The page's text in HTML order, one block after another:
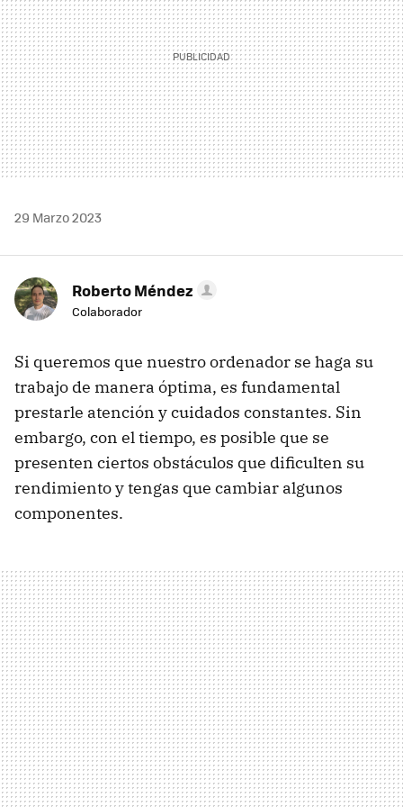
29 Marzo 2023
Roberto Méndez
Colaborador
Si queremos que nuestro ordenador se haga su
trabajo de manera óptima, es fundamental
prestarle atención y cuidados constantes. Sin
embargo, con el tiempo, es posible que se
presenten ciertos obstáculos que dificulten su
rendimiento y tengas que cambiar algunos
componentes.